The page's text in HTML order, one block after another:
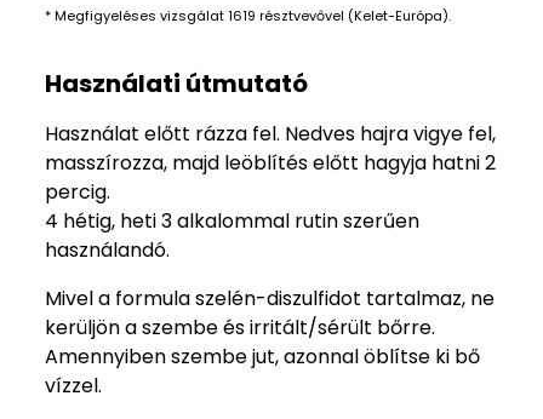
* Megfigyeléses vizsgálat 1619 résztvevővel (Kelet-Európa).
Használati útmutató
Használat előtt rázza fel. Nedves hajra vigye fel,
masszírozza, majd leöblítés előtt hagyja hatni 2
percig.
4 hétig, heti 3 alkalommal rutin szerűen
használandó.
Mivel a formula szelén-diszulfidot tartalmaz, ne
kerüljön a szembe és irritált/sérült bőrre.
Amennyiben szembe jut, azonnal öblítse ki bő
vízzel.